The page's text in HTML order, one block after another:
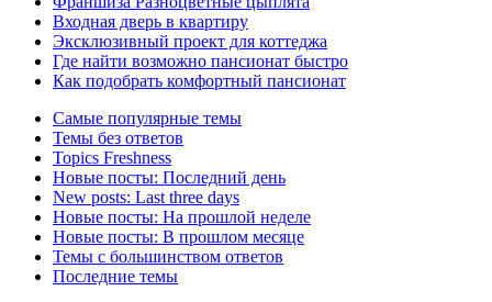
Входная дверь в квартиру
Эксклюзивный проект для коттеджа
Где найти возможно пансионат быстро
Как подобрать комфортный пансионат
Самые популярные темы
Темы без ответов
Topics Freshness
Новые посты: Последний день
New posts: Last three days
Новые посты: На прошлой неделе
Новые посты: В прошлом месяце
Темы с большинством ответов
Последние темы